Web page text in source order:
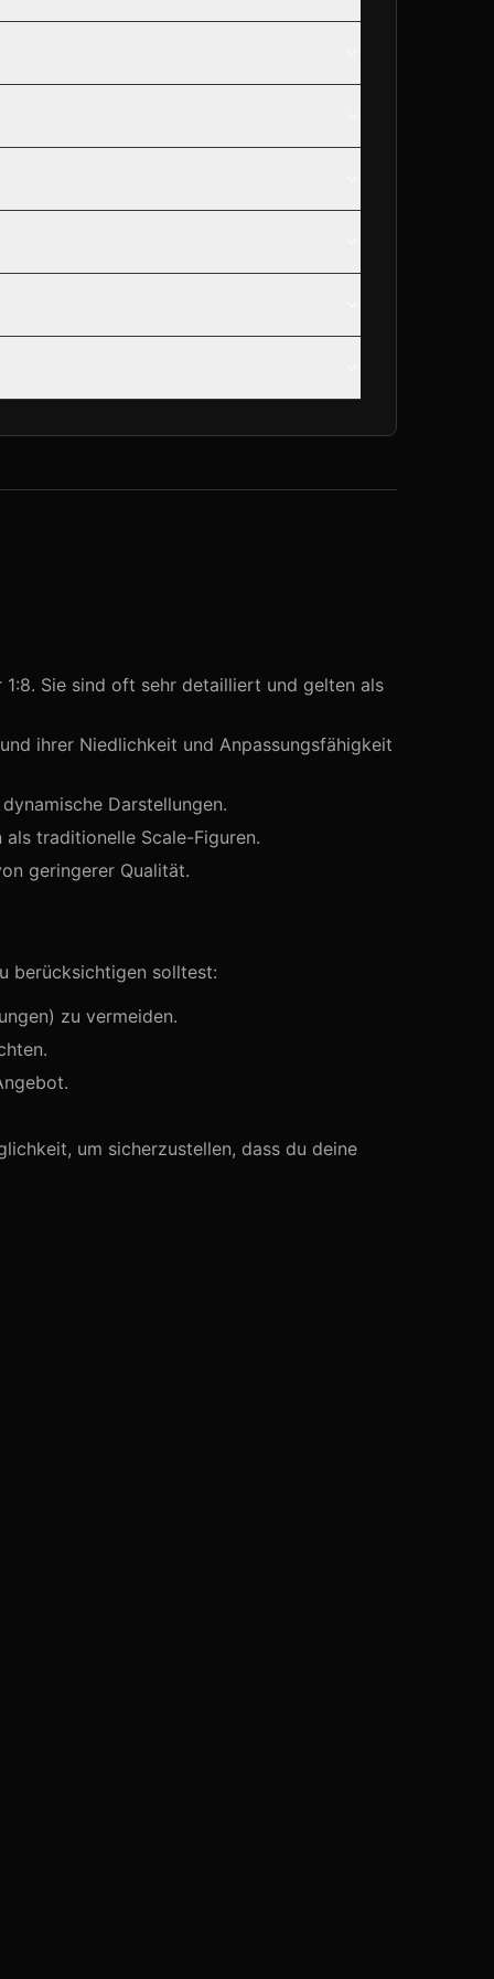
Sie sind oft sehr detailliert und gelten als
ihrer Niedlichkeit und Anpassungsfähigkeit
Darstellungen.
traditionelle Scale-Figuren.
geringerer Qualität.
berücksichtigen solltest:
zu vermeiden.
um sicherzustellen, dass du deine